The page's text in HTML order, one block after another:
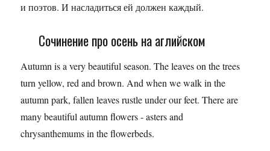
и поэтов. И насладиться ей должен каждый.
Сочинение про осень на аглийском
Autumn is a very beautiful season. The leaves on the trees
turn yellow, red and brown. And when we walk in the
autumn park, fallen leaves rustle under our feet. There are
many beautiful autumn flowers - asters and
chrysanthemums in the flowerbeds.